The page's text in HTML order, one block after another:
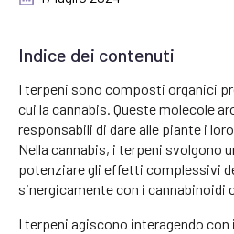
I terpeni sono composti organici
cui la cannabis. Queste molecole
responsabili di dare alle piante i
Nella cannabis, i terpeni svolgono
potenziare gli effetti complessivi
sinergicamente con i cannabinoidi
I terpeni agiscono interagendo con
Indice dei contenuti